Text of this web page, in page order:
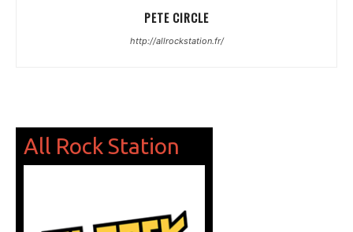
PETE CIRCLE
http://allrockstation.fr/